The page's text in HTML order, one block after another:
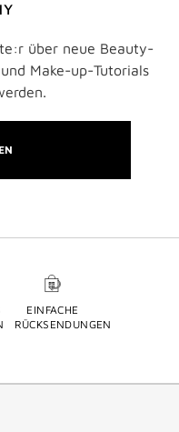
über neue Beauty-
Make-up-Tutorials
EINFACHE
RÜCKSENDUNGEN